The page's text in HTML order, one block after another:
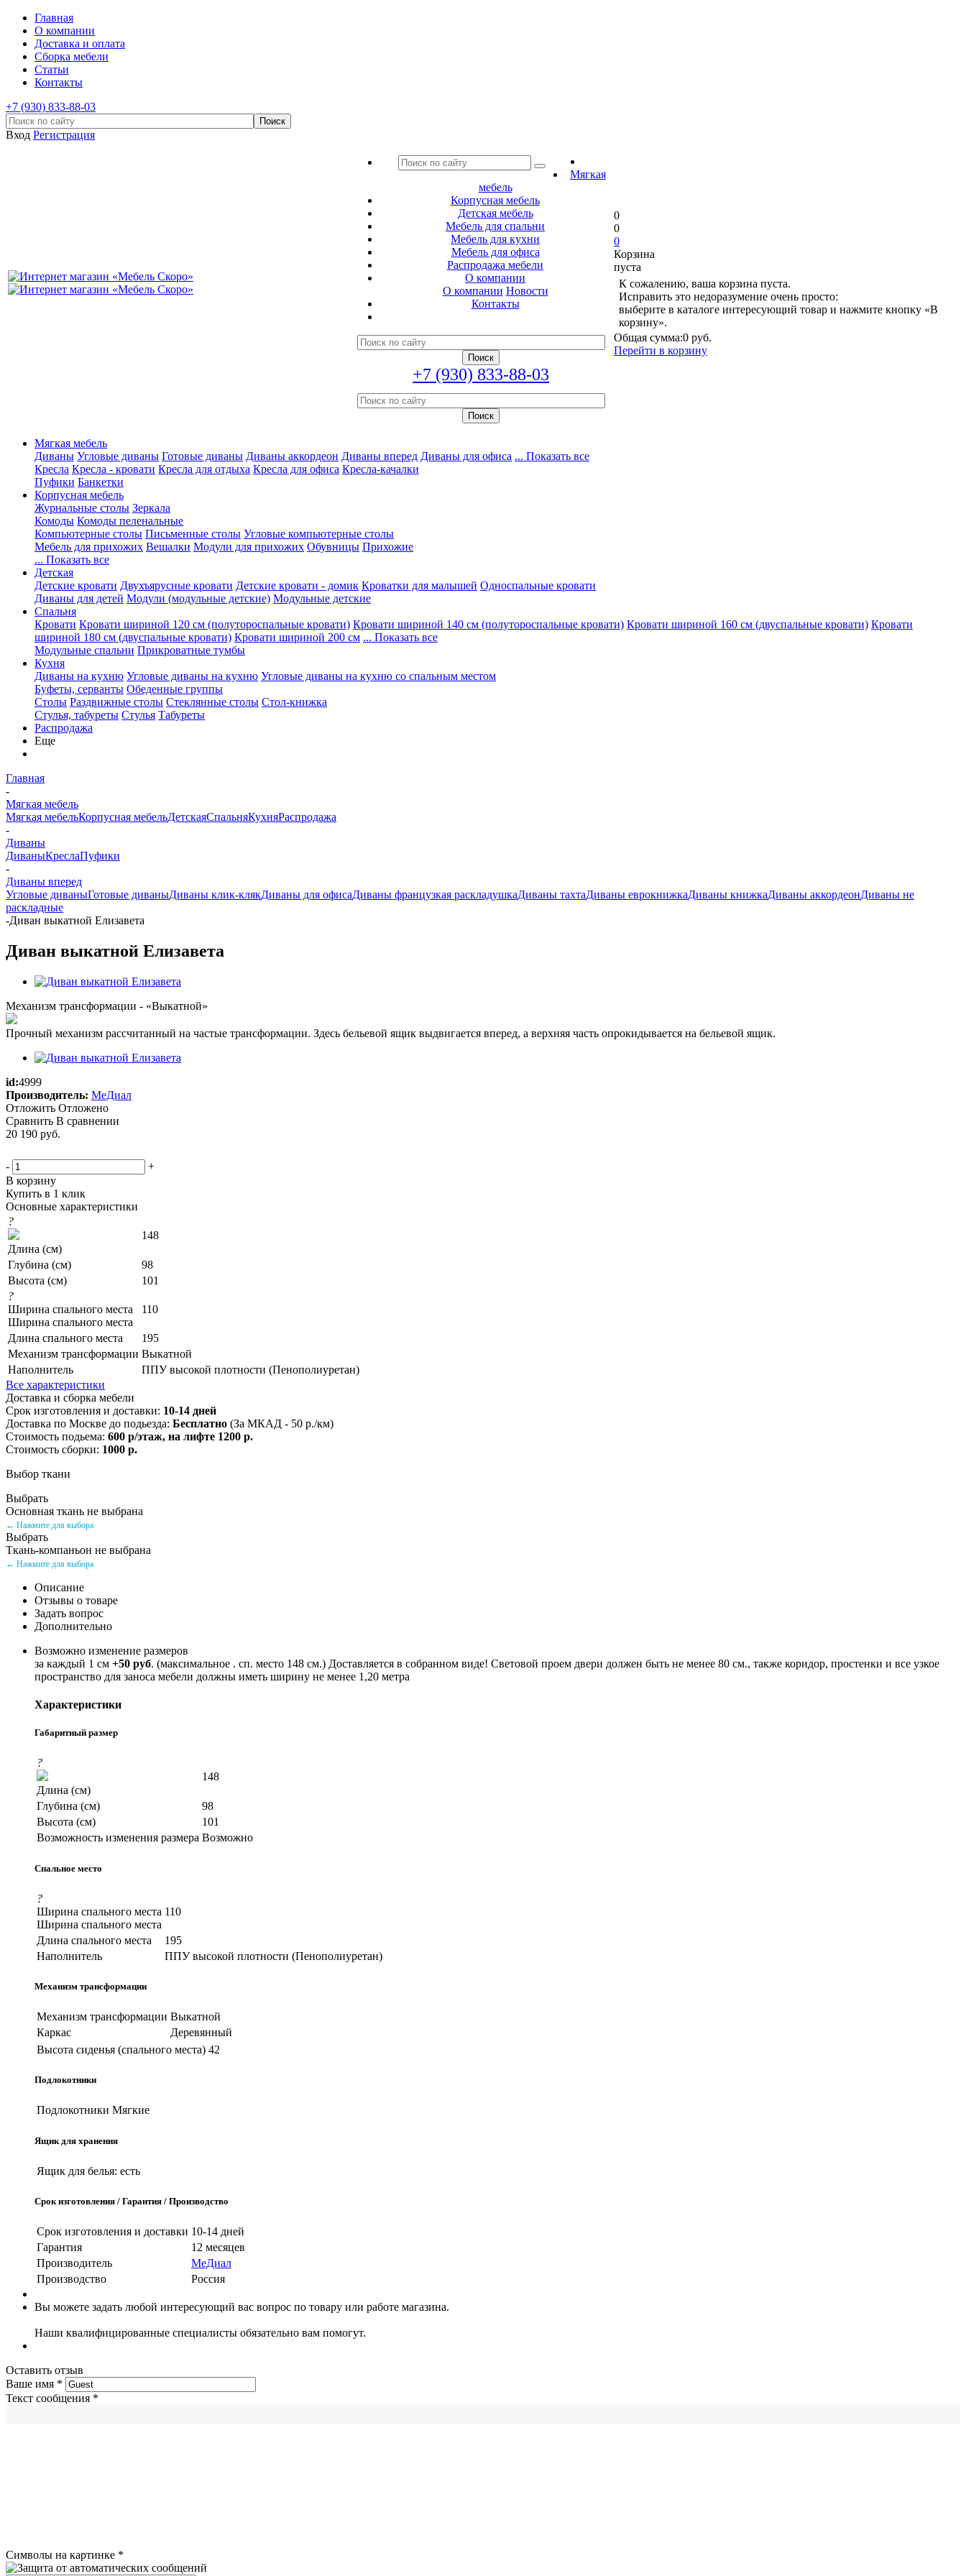
Главная
О компании
Доставка и оплата
Сборка мебели
Статьи
Контакты
+7 (930) 833-88-03
Вход Регистрация
Мягкая
мебель
Корпусная мебель
Детская мебель
Мебель для спальни
Мебель для кухни
Мебель для офиса
Распродажа мебели
О компании
О компании Новости
Контакты
+7 (930) 833-88-03
0
0
0
Корзина
пуста
К сожалению, ваша корзина пуста.
Исправить это недоразумение очень просто:
выберите в каталоге интересующий товар и нажмите кнопку «В
корзину».
Общая сумма:0 руб.
Перейти в корзину
Мягкая мебель
Диваны Угловые диваны Готовые диваны Диваны аккордеон Диваны вперед Диваны для офиса ... Показать все
Кресла Кресла - кровати Кресла для отдыха Кресла для офиса Кресла-качалки
Пуфики Банкетки
Корпусная мебель
Журнальные столы Зеркала
Комоды Комоды пеленальные
Компьютерные столы Письменные столы Угловые компьютерные столы
Мебель для прихожих Вешалки Модули для прихожих Обувницы Прихожие
... Показать все
Детская
Детские кровати Двухъярусные кровати Детские кровати - домик Кроватки для малышей Односпальные кровати
Диваны для детей Модули (модульные детские) Модульные детские
Спальня
Кровати Кровати шириной 120 см (полутороспальные кровати) Кровати шириной 140 см (полутороспальные кровати) Кровати шириной 160 см (двуспальные кровати) Кровати
шириной 180 см (двуспальные кровати) Кровати шириной 200 см ... Показать все
Модульные спальни Прикроватные тумбы
Кухня
Диваны на кухню Угловые диваны на кухню Угловые диваны на кухню со спальным местом
Буфеты, серванты Обеденные группы
Столы Раздвижные столы Стеклянные столы Стол-книжка
Стулья, табуреты Стулья Табуреты
Распродажа
Еще
Главная
-
Мягкая мебель
Мягкая мебельКорпусная мебельДетскаяСпальняКухняРаспродажа
-
Диваны
ДиваныКреслаПуфики
-
Диваны вперед
Угловые диваныГотовые диваныДиваны клик-клякДиваны для офисаДиваны французкая раскладушкаДиваны тахтаДиваны еврокнижкаДиваны книжкаДиваны аккордеонДиваны не
раскладные
-Диван выкатной Елизавета
Диван выкатной Елизавета
Механизм трансформации - «Выкатной»
Прочный механизм рассчитанный на частые трансформации. Здесь бельевой ящик выдвигается вперед, а верхняя часть опрокидывается на бельевой ящик.
id:4999
Производитель: МеДиал
Отложить Отложено
Сравнить В сравнении
20 190 руб.
-
+
В корзину
Купить в 1 клик
Основные характеристики
?
Длина (см)
148
Глубина (см)
98
Высота (см)
101
?
Ширина спального места
Ширина спального места
110
Длина спального места
195
Механизм трансформации Выкатной
Наполнитель
ППУ высокой плотности (Пенополиуретан)
Все характеристики
Доставка и сборка мебели
Срок изготовления и доставки: 10-14 дней
Доставка по Москве до подьезда: Бесплатно (За МКАД - 50 р./км)
Стоимость подьема: 600 р/этаж, на лифте 1200 р.
Стоимость сборки: 1000 р.
Выбор ткани
Выбрать
Основная ткань не выбрана
← Нажмите для выбора
Выбрать
Ткань-компаньон не выбрана
← Нажмите для выбора
Описание
Отзывы о товаре
Задать вопрос
Дополнительно
Возможно изменение размеров
за каждый 1 см +50 руб. (максимальное . сп. место 148 см.) Доставляется в собранном виде! Световой проем двери должен быть не менее 80 см., также коридор, простенки и все узкое
пространство для заноса мебели должны иметь ширину не менее 1,20 метра
Характеристики
Габаритный размер
?
Длина (см)
148
Глубина (см)
98
Высота (см)
101
Возможность изменения размера Возможно
Спальное место
?
Ширина спального места
Ширина спального места
110
Длина спального места
195
Наполнитель
ППУ высокой плотности (Пенополиуретан)
Механизм трансформации
Механизм трансформации Выкатной
Каркас
Деревянный
Высота сиденья (спального места) 42
Подлокотники
Подлокотники Мягкие
Ящик для хранения
Ящик для белья: есть
Срок изготовления / Гарантия / Производство
Срок изготовления и доставки 10-14 дней
Гарантия
12 месяцев
Производитель
МеДиал
Производство
Россия
Вы можете задать любой интересующий вас вопрос по товару или работе магазина.
Наши квалифицированные специалисты обязательно вам помогут.
Оставить отзыв
Ваше имя *
Текст сообщения *
Символы на картинке *